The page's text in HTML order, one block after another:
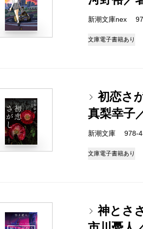
新潮文庫nex
文庫電子書籍あり
初恋さ
真梨幸子
新潮文庫 978-
文庫電子書籍あり
神とさ